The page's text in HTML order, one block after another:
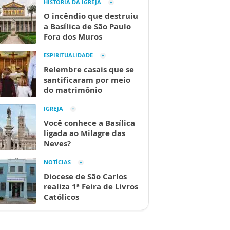
HISTÓRIA DA IGREJA
O incêndio que destruiu
a Basílica de São Paulo
Fora dos Muros
ESPIRITUALIDADE
Relembre casais que se
santificaram por meio
do matrimônio
IGREJA
Você conhece a Basílica
ligada ao Milagre das
Neves?
NOTÍCIAS
Diocese de São Carlos
realiza 1ª Feira de Livros
Católicos